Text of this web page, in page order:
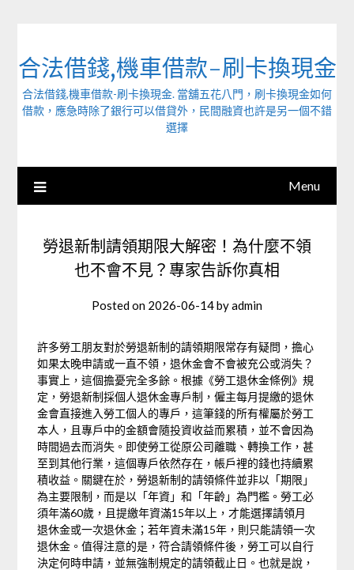
合法借錢,機車借款-刷卡換現金
合法借錢,機車借款-刷卡換現金. 當舖五花八門，刷卡換現金如何
借款，應急時除了銀行可以借貸外，民間融資也許是另一個不錯
選擇
Menu
勞退新制請領期限大解密！為什麼不領
也不會不見？專家告訴你真相
Posted on 2026-06-14byadmin
許多勞工朋友對於勞退新制的請領期限常存有疑問，擔心
如果太晚申請或一直不領，退休金會不會被充公或消失？
事實上，這個擔憂完全多餘。根據《勞工退休金條例》規
定，勞退新制採個人退休金專戶制，僱主每月提繳的退休
金會直接進入勞工個人的專戶，這筆錢的所有權屬於勞工
本人，且專戶中的金額會隨投資收益而累積，並不會因為
時間過去而消失。即使勞工從原公司離職、轉換工作，甚
至到其他行業，這個專戶依然存在，帳戶裡的錢也持續累
積收益。關鍵在於，勞退新制的請領條件並非以「期限」
為主要限制，而是以「年資」和「年齡」為門檻。勞工必
須年滿60歲，且提繳年資滿15年以上，才能選擇請領月
退休金或一次退休金；若年資未滿15年，則只能請領一次
退休金。值得注意的是，符合請領條件後，勞工可以自行
決定何時申請，並無強制規定的請領截止日。也就是說，